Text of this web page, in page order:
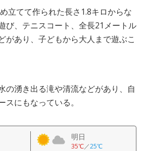
立てて作られた長さ1.8キロからな
び、テニスコート、全長21メートル
があり、子どもから大人まで遊ぶこ
の湧き出る滝や清流などがあり、自
にもなっている。
明日
35℃／25℃